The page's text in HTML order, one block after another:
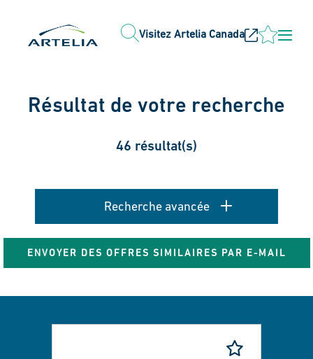
Visitez Artelia Canada
Résultat de votre recherche
46 résultat(s)
Recherche avancée
ENVOYER DES OFFRES SIMILAIRES PAR E-MAIL